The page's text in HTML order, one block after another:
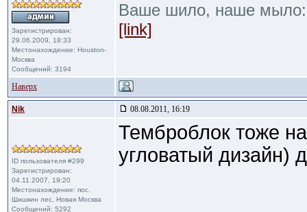
Зарегистрирован:
29.06.2009, 18:33
Местонахождение: Houston-
Москва
Сообщений: 3194
Ваше шило, наше
[link]
Наверх
Nik 08.08.2011, 16:19
ID пользователя #299
Зарегистрирован:
04.11.2007, 19:20
Местонахождение: пос.
Шишкин лес, Новая Москва
Сообщений: 5292
Темброблок тоже
угловатый дизайн)